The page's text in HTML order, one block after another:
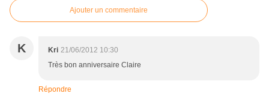
Ajouter un commentaire
K Kri 21/06/2012 10:30
Très bon anniversaire Claire
Répondre